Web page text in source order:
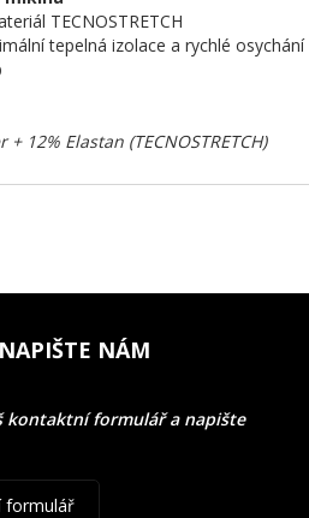
TECNOSTRETCH
tepelná izolace a rychlé osychání
12% Elastan (TECNOSTRETCH)
NAPIŠTE NÁM
kontaktní formulář a napište
formulář